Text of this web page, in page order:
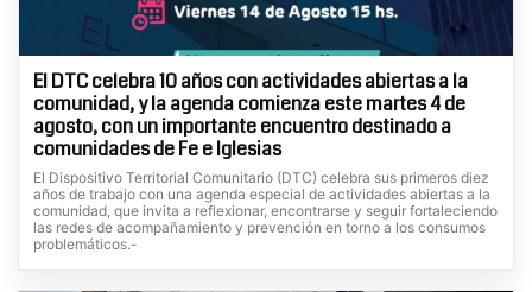
El DTC celebra 10 años con actividades abiertas a la
comunidad, y la agenda comienza este martes 4 de
agosto, con un importante encuentro destinado a
comunidades de Fe e Iglesias
El Dispositivo Territorial Comunitario (DTC) celebra sus primeros diez
años de trabajo con una agenda especial de actividades abiertas a la
comunidad, que invita a reflexionar, encontrarse y seguir fortaleciendo
las redes de acompañamiento y prevención en torno a los consumos
problemáticos.-